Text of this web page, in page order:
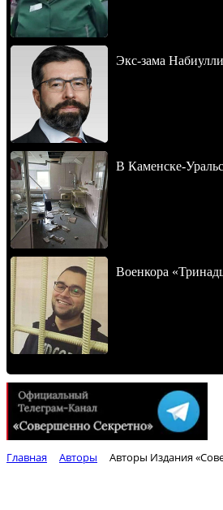
Экс-зама
В Каменске-
Военкора
Главная Авторы Авторы Издания